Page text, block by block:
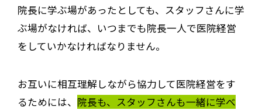
院長に学ぶ場があったとしても、スタッフさんに学
ぶ場がなければ、いつまでも院長一人で医院経営
をしていかなければなりません。
お互いに相互理解しながら協力して医院経営をす
るためには、 院長も、スタッフさんも一緒に学べ